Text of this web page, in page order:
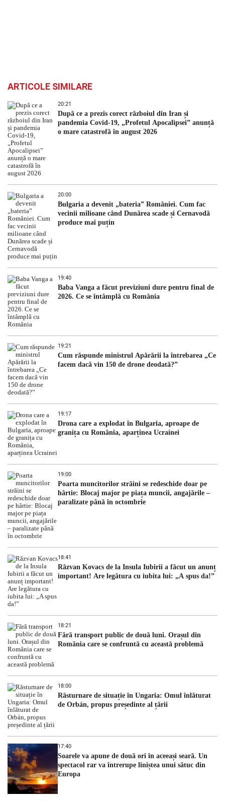
ARTICOLE SIMILARE
20:21
După ce a prezis corect războiul din Iran și
pandemia Covid-19, „Profetul Apocalipsei” anunță
o mare catastrofă în august 2026
20:00
Bulgaria a devenit „bateria” României. Cum fac
vecinii milioane când Dunărea scade și Cernavodă
produce mai puțin
19:40
Baba Vanga a făcut previziuni dure pentru final de
2026. Ce se întâmplă cu România
19:21
Cum răspunde ministrul Apărării la întrebarea „Ce
facem dacă vin 150 de drone deodată?”
19:17
Drona care a explodat în Bulgaria, aproape de
granița cu România, aparținea Ucrainei
19:00
Poarta muncitorilor străini se redeschide doar pe
hârtie: Blocaj major pe piața muncii, angajările –
paralizate până în octombrie
18:41
Răzvan Kovacs de la Insula Iubirii a făcut un anunț
important! Are legătura cu iubita lui: „A spus da!”
18:21
Fără transport public de două luni. Orașul din
România care se confruntă cu această problemă
18:00
Răsturnare de situație în Ungaria: Omul înlăturat
de Orbán, propus președinte al țării
17:40
Soarele va apune de două ori în aceeași seară. Un
spectacol rar va întrerupe liniștea unui sătuc din
Europa